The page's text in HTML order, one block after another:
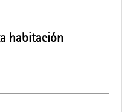
habitación